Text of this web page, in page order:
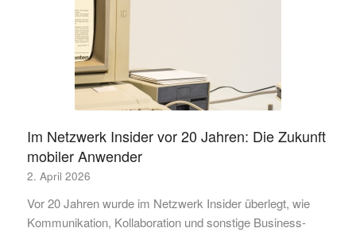
Im Netzwerk Insider vor 20 Jahren: Die Zukunft
mobiler Anwender
2. April 2026
Vor 20 Jahren wurde im Netzwerk Insider überlegt, wie
Kommunikation, Kollaboration und sonstige Business-